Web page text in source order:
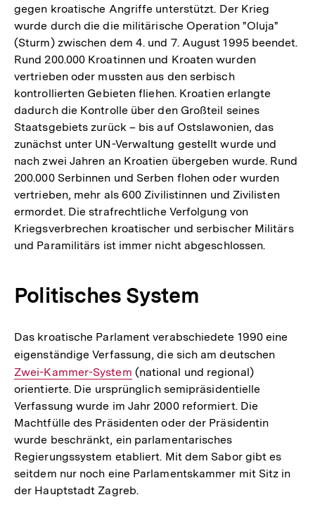
gegen kroatische Angriffe unterstützt. Der Krieg
wurde durch die die militärische Operation "Oluja"
(Sturm) zwischen dem 4. und 7. August 1995 beendet.
Rund 200.000 Kroatinnen und Kroaten wurden
vertrieben oder mussten aus den serbisch
kontrollierten Gebieten fliehen. Kroatien erlangte
dadurch die Kontrolle über den Großteil seines
Staatsgebiets zurück – bis auf Ostslawonien, das
zunächst unter UN-Verwaltung gestellt wurde und
nach zwei Jahren an Kroatien übergeben wurde. Rund
200.000 Serbinnen und Serben flohen oder wurden
vertrieben, mehr als 600 Zivilistinnen und Zivilisten
ermordet. Die strafrechtliche Verfolgung von
Kriegsverbrechen kroatischer und serbischer Militärs
und Paramilitärs ist immer nicht abgeschlossen.
Politisches System
Das kroatische Parlament verabschiedete 1990 eine
eigenständige Verfassung, die sich am deutschen
Zwei-Kammer-System (national und regional)
orientierte. Die ursprünglich semipräsidentielle
Verfassung wurde im Jahr 2000 reformiert. Die
Machtfülle des Präsidenten oder der Präsidentin
wurde beschränkt, ein parlamentarisches
Regierungssystem etabliert. Mit dem Sabor gibt es
seitdem nur noch eine Parlamentskammer mit Sitz in
der Hauptstadt Zagreb.